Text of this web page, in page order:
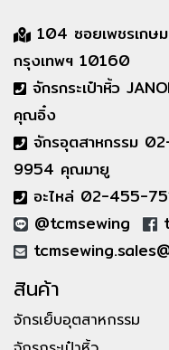
104 ซอยเพชรเกษ
กรุงเทพฯ 10160
จักรกระเป๋าหิ้ว
คุณอิ๋ง
จักรอุตสาหกรรม
9954 คุณมายู
อะไหล่ 02-455-
@tcmsewing
สินค้า
จักรเย็บอุตสาหกรรม